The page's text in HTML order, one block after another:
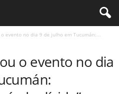
evento no dia 9 de julho em Tucumán:...
o evento no dia